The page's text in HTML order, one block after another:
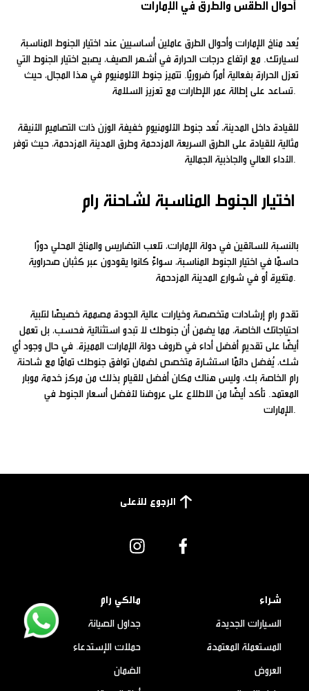
يُعد مناخ الإمارات وأحوال الطرق عاملين أساسيين عند اختيار الجنوط المناسبة
لسيارتك. مع ارتفاع درجات الحرارة في أشهر الصيف، يصبح اختيار الجنوط التي
تعزل الحرارة بفعالية أمرًا ضروريًا. تتميز جنوط الألومنيوم في هذا المجال، حيث
تساعد على إطالة عمر الإطارات مع تعزيز السلامة.
للقيادة داخل المدينة، تُعد جنوط الألومنيوم خفيفة الوزن ذات التصاميم الأنيقة
مثالية للقيادة على الطرق السريعة المزدحمة وطرق المدينة المزدحمة، حيث توفر
الأداء العالي والجاذبية الجمالية.
بالنسبة للسائقين في دولة الإمارات، تلعب التضاريس والمناخ المحلي دورًا
حاسمًا في اختيار الجنوط المناسبة، سواءً كانوا يقودون عبر كثبان صحراوية
متغيرة أو في شوارع المدينة المزدحمة.
تقدم رام إرشادات متخصصة وخيارات عالية الجودة مصممة خصيصًا لتلبية
احتياجاتك الخاصة، مما يضمن أن جنوطك لا تبدو استثنائية فحسب، بل تعمل
أيضًا على تقديم أفضل أداء في ظروف دولة الإمارات المميزة. في حال وجود أي
شك، يُفضل دائمًا استشارة متخصص لضمان توافق جنوطك تمامًا مع شاحنة
رام الخاصة بك، وليس هناك مكان أفضل للقيام بذلك من مركز خدمة موبار
المعتمد. تأكد أيضًا من الاطلاع على عروضنا لأفضل أسعار الجنوط في
الإمارات.
الرجوع للأعلى
شراء
السيارات الجديدة
المستعملة المعتمدة
العروض
مالكي رام
جداول الصيانة
حملات الإستدعاء
الضمان